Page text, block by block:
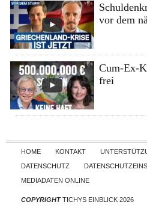
vor dem
Cum-Ex-
frei
HOME KONTAKT
DATENSCHUTZ
MEDIADATEN ONLINE
COPYRIGHTTICHYS EINBLICK 2026